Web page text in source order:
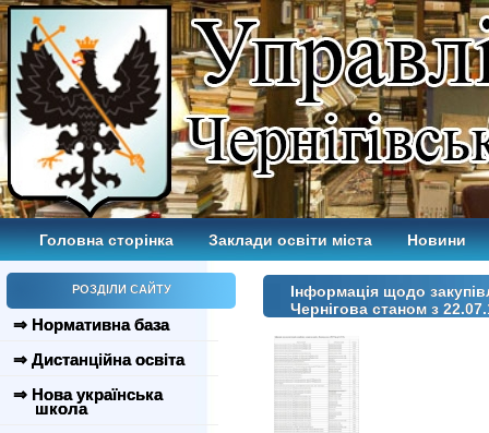
Головна сторінка Заклади освіти міста Новини
РОЗДІЛИ САЙТУ
⇒ Нормативна база
⇒ Дистанційна освіта
⇒ Нова українська
школа
Інформація щодо
Чернігова станом з